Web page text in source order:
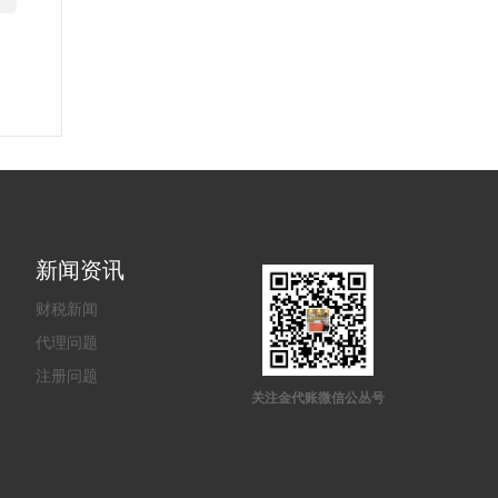
新闻资讯
财税新闻
代理问题
注册问题
关注金代账微信公丛号